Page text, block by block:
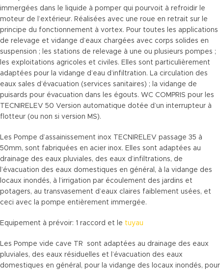
immergées dans le liquide à pomper qui pourvoit à refroidir le
moteur de l’extérieur. Réalisées avec une roue en retrait sur le
principe du fonctionnement à vortex. Pour toutes les applications
de relevage et vidange d’eaux chargées avec corps solides en
suspension ; les stations de relevage à une ou plusieurs pompes ;
les exploitations agricoles et civiles. Elles sont particulièrement
adaptées pour la vidange d’eau d’infiltration. La circulation des
eaux sales d’évacuation (services sanitaires) ; la vidange de
puisards pour évacuation dans les égouts. WC COMPRIS pour les
TECNIRELEV 50 Version automatique dotée d’un interrupteur à
flotteur (ou non si version MS).
Les Pompe d’assainissement inox TECNIRELEV passage 35 à
50mm, sont fabriquées en acier inox. Elles sont adaptées au
drainage des eaux pluviales, des eaux d’infiltrations, de
l’évacuation des eaux domestiques en général, à la vidange des
locaux inondés, à l’irrigation par écoulement des jardins et
potagers, au transvasement d’eaux claires faiblement usées, et
ceci avec la pompe entièrement immergée.
Equipement à prévoir: 1 raccord et le tuyau
Les Pompe vide cave TR sont adaptées au drainage des eaux
pluviales, des eaux résiduelles et l’évacuation des eaux
domestiques en général, pour la vidange des locaux inondés, pour